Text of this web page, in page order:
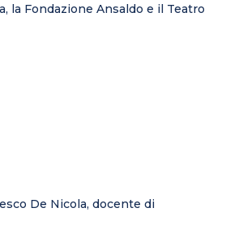
la Fondazione Ansaldo e il Teatro
De Nicola, docente di